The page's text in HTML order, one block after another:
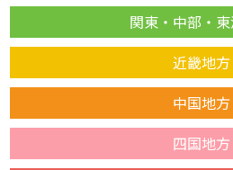
関東・中部・
近畿地方
中国地方
四国地方